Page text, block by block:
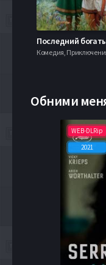
Обними
WEB-DLRip
2021